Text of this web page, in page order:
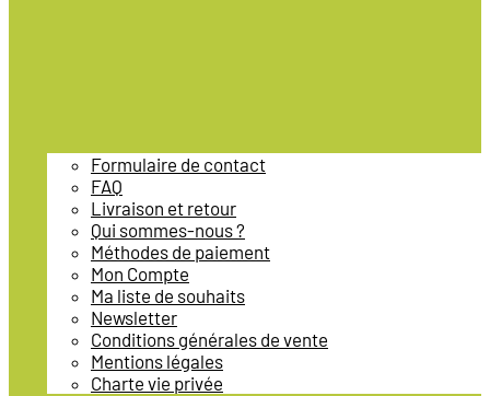
Formulaire de contact
FAQ
Livraison et retour
Qui sommes-nous ?
Méthodes de paiement
Mon Compte
Ma liste de souhaits
Newsletter
Conditions générales de vente
Mentions légales
Charte vie privée